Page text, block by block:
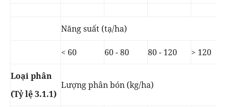
Năng suất (tạ/ha)
< 60 60 - 80 80 - 120 > 120
Loại phân
(Tỷ lệ 3.1.1)
Lượng phân bón (kg/ha)